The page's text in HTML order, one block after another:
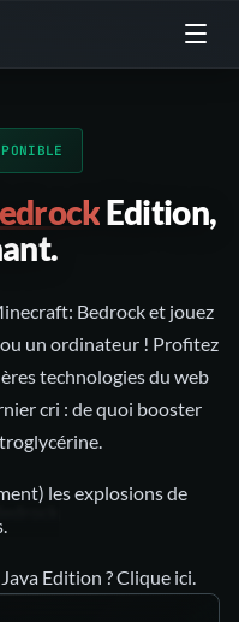
Edition,
Bedrock et jouez
un ordinateur ! Profitez
technologies du web
cri : de quoi booster
les explosions de
Edition ? Clique ici.